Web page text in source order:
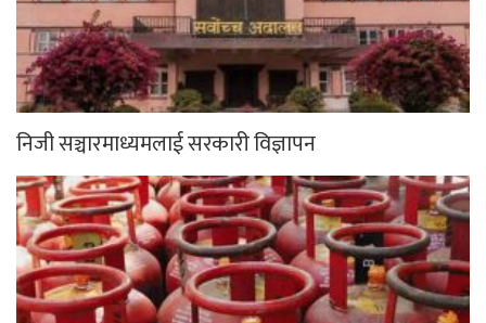
निजी सञ्चारमाध्यमलाई सरकारी विज्ञापन